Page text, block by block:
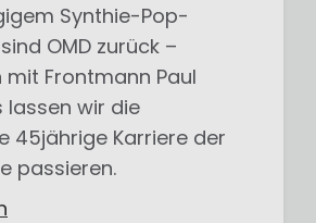
Synthie-Pop-
OMD zurück –
mit Frontmann Paul
lassen wir die
45jährige Karriere der
passieren.